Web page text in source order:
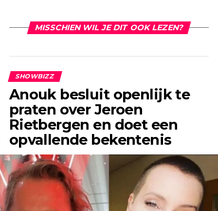
MISSCHIEN WIL JE DIT OOK LEZEN?
SHOWBIZZ
Anouk besluit openlijk te
praten over Jeroen
Rietbergen en doet een
opvallende bekentenis